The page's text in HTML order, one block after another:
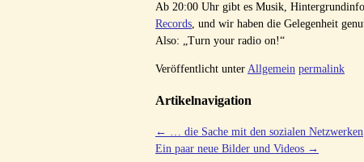
Ab 20:00 Uhr gibt es Musik,
Records, und wir haben die Gelegenheit
Also: „Turn your radio on!“
Veröffentlicht unter Allgemein permalink
Artikelnavigation
← … die Sache mit den sozialen Netzwerken
Ein paar neue Bilder und Videos →